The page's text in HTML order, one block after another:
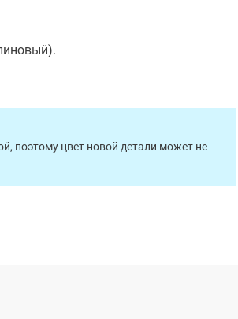
поэтому цвет новой детали может не